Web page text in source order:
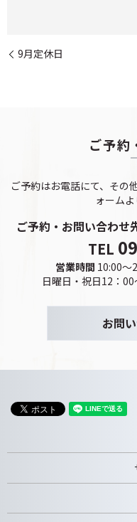
9月定休日
ご予約
ご予約はお電話にて、その
ォームよ
ご予約・お問い合わせ
TEL
営業時間 10:00～
日曜日・祝日12：00
お問